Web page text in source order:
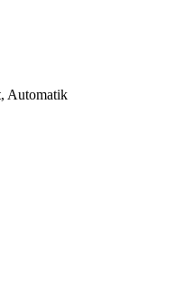
Automatik